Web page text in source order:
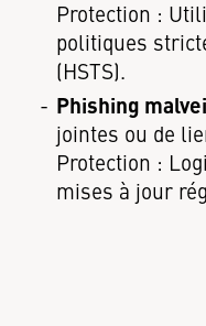
Protection :
politiques
(HSTS).
Phishing
jointes ou de
Protection :
mises à jour